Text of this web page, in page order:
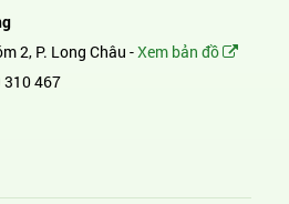
2, P. Long Châu -Xem bản đồ
310 467